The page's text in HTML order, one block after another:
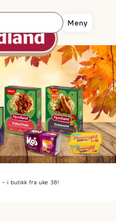
Meny
- i butikk fra uke 38!